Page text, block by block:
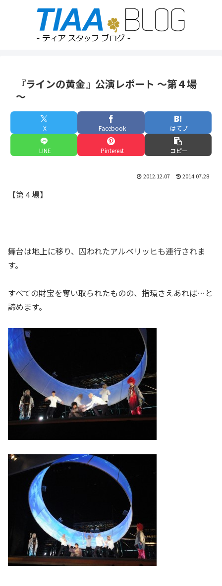
『ラインの黄金』公演レポート ～第４場
～
X Facebook はてブ
LINE Pinterest コピー
2012.12.07 2014.07.28
【第４場】
舞台は地上に移り、囚われたアルベリッヒも連行されま
す。
すべての財宝を奪い取られたものの、指環さえあれば…と
諦めます。